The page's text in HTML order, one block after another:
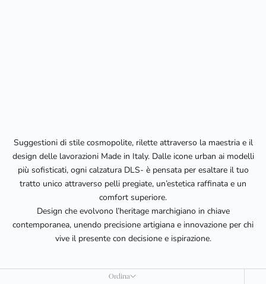
Suggestioni di stile cosmopolite, rilette attraverso la maestria e il
design delle lavorazioni Made in Italy. Dalle icone urban ai modelli
più sofisticati, ogni calzatura DLS- è pensata per esaltare il tuo
tratto unico attraverso pelli pregiate, un’estetica raffinata e un
comfort superiore.
Design che evolvono l’heritage marchigiano in chiave
contemporanea, unendo precisione artigiana e innovazione per chi
vive il presente con decisione e ispirazione.
Ordina